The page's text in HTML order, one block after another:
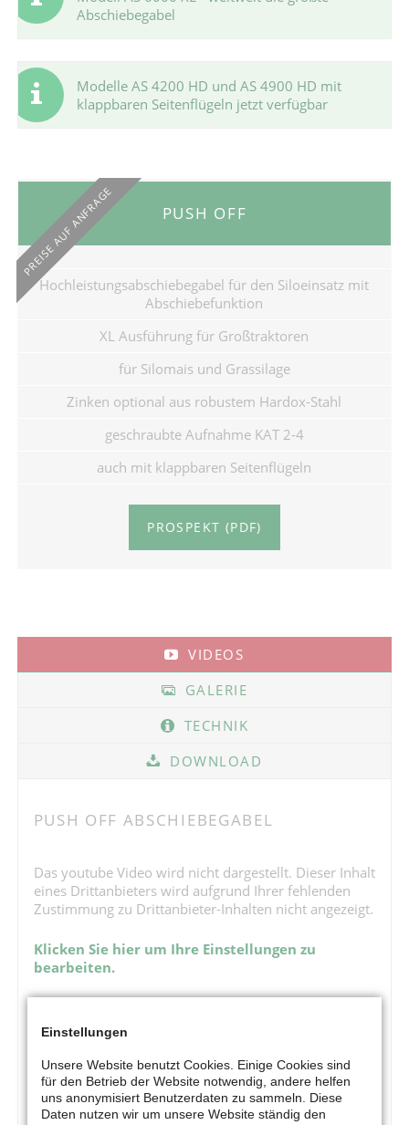
Abschiebegabel
Modelle AS 4200 HD und AS 4900 HD mit
klappbaren Seitenflügeln jetzt verfügbar
PUSH OFF
PREISE AUF ANFRAGE
Hochleistungsabschiebegabel für den Siloeinsatz mit
Abschiebefunktion
XL Ausführung für Großtraktoren
für Silomais und Grassilage
Zinken optional aus robustem Hardox-Stahl
geschraubte Aufnahme KAT 2-4
auch mit klappbaren Seitenflügeln
PROSPEKT (PDF)
VIDEOS
GALERIE
TECHNIK
DOWNLOAD
PUSH OFF ABSCHIEBEGABEL
Das youtube Video wird nicht dargestellt. Dieser Inhalt
eines Drittanbieters wird aufgrund Ihrer fehlenden
Zustimmung zu Drittanbieter-Inhalten nicht angezeigt.
Klicken Sie hier um Ihre Einstellungen zu
bearbeiten.
Einstellungen
Unsere Website benutzt Cookies. Einige Cookies sind
für den Betrieb der Website notwendig, andere helfen
uns anonymisiert Benutzerdaten zu sammeln. Diese
Daten nutzen wir um unsere Website ständig den